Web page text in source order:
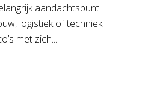
aandachtspunt.
logistiek of techniek
met zich...